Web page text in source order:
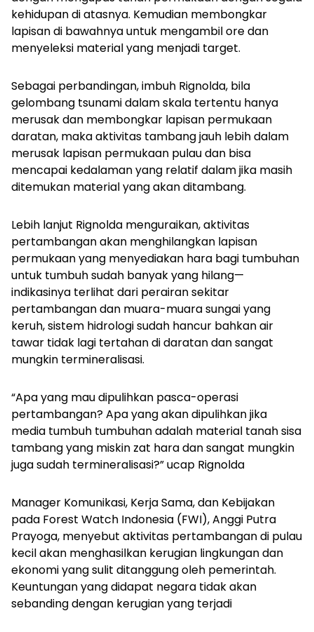
kehidupan di atasnya. Kemudian membongkar
lapisan di bawahnya untuk mengambil ore dan
menyeleksi material yang menjadi target.
Sebagai perbandingan, imbuh Rignolda, bila
gelombang tsunami dalam skala tertentu hanya
merusak dan membongkar lapisan permukaan
daratan, maka aktivitas tambang jauh lebih dalam
merusak lapisan permukaan pulau dan bisa
mencapai kedalaman yang relatif dalam jika masih
ditemukan material yang akan ditambang.
Lebih lanjut Rignolda menguraikan, aktivitas
pertambangan akan menghilangkan lapisan
permukaan yang menyediakan hara bagi tumbuhan
untuk tumbuh sudah banyak yang hilang—
indikasinya terlihat dari perairan sekitar
pertambangan dan muara-muara sungai yang
keruh, sistem hidrologi sudah hancur bahkan air
tawar tidak lagi tertahan di daratan dan sangat
mungkin termineralisasi.
“Apa yang mau dipulihkan pasca-operasi
pertambangan? Apa yang akan dipulihkan jika
media tumbuh tumbuhan adalah material tanah sisa
tambang yang miskin zat hara dan sangat mungkin
juga sudah termineralisasi?” ucap Rignolda
Manager Komunikasi, Kerja Sama, dan Kebijakan
pada Forest Watch Indonesia (FWI), Anggi Putra
Prayoga, menyebut aktivitas pertambangan di pulau
kecil akan menghasilkan kerugian lingkungan dan
ekonomi yang sulit ditanggung oleh pemerintah.
Keuntungan yang didapat negara tidak akan
sebanding dengan kerugian yang terjadi